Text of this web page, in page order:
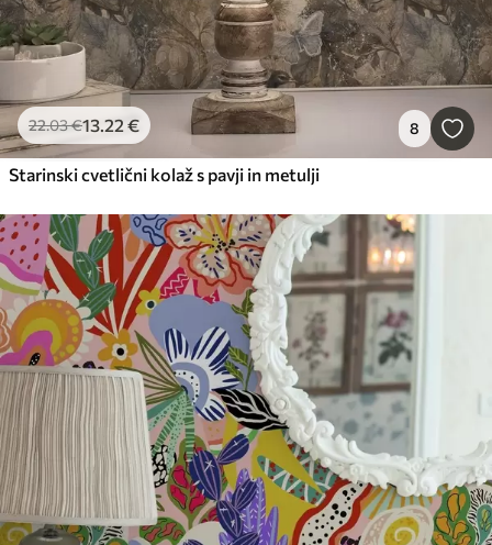
22.03€13.22 € 8
Starinski cvetlični kolaž s pavji in metulji